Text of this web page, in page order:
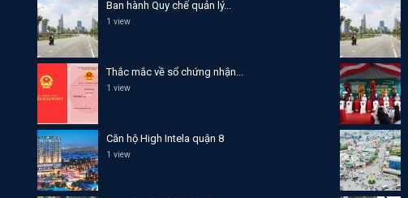
Ban hành Quy chế quản lý...
1 view
Thắc mắc về sổ chứng nhận...
1 view
Căn hộ High Intela quận 8
1 view